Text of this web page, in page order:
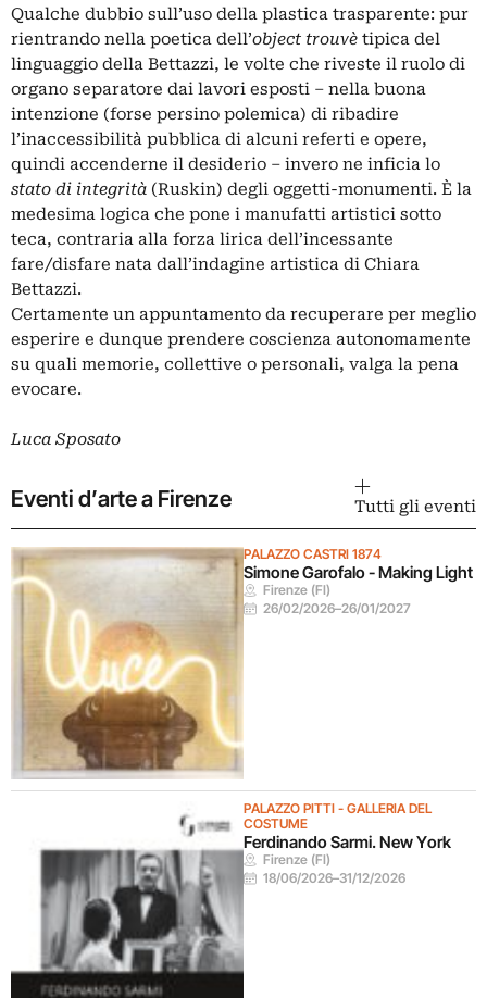
Qualche dubbio sull’uso della plastica trasparente: pur
rientrando nella poetica dell’object trouvè tipica del
linguaggio della Bettazzi, le volte che riveste il ruolo di
organo separatore dai lavori esposti – nella buona
intenzione (forse persino polemica) di ribadire
l’inaccessibilità pubblica di alcuni referti e opere,
quindi accenderne il desiderio – invero ne inficia lo
stato di integrità (Ruskin) degli oggetti-monumenti. È la
medesima logica che pone i manufatti artistici sotto
teca, contraria alla forza lirica dell’incessante
fare/disfare nata dall’indagine artistica di Chiara
Bettazzi.
Certamente un appuntamento da recuperare per meglio
esperire e dunque prendere coscienza autonomamente
su quali memorie, collettive o personali, valga la pena
evocare.
Luca Sposato
Eventi d’arte a Firenze Tutti gli eventi
PALAZZO CASTRI 1874
Simone Garofalo - Making Light
Firenze (FI)
26/02/2026–26/01/2027
PALAZZO PITTI - GALLERIA DEL
COSTUME
Ferdinando Sarmi. New York
Firenze (FI)
18/06/2026–31/12/2026